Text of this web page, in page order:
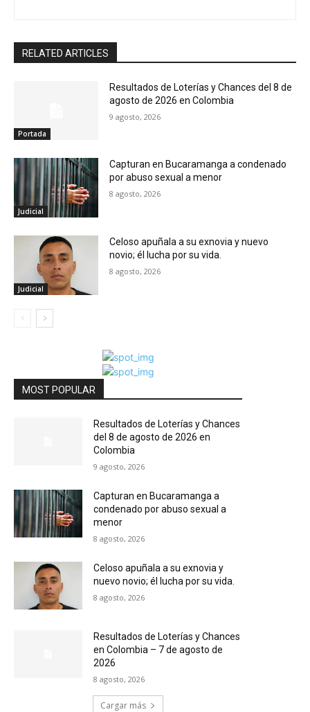
RELATED ARTICLES
Portada
Resultados de Loterías y Chances del 8 de
agosto de 2026 en Colombia
9 agosto, 2026
Judicial
Capturan en Bucaramanga a condenado
por abuso sexual a menor
8 agosto, 2026
Judicial
Celoso apuñala a su exnovia y nuevo
novio; él lucha por su vida.
8 agosto, 2026
MOST POPULAR
Resultados de Loterías y Chances
del 8 de agosto de 2026 en
Colombia
9 agosto, 2026
Capturan en Bucaramanga a
condenado por abuso sexual a
menor
8 agosto, 2026
Celoso apuñala a su exnovia y
nuevo novio; él lucha por su vida.
8 agosto, 2026
Resultados de Loterías y Chances
en Colombia – 7 de agosto de
2026
8 agosto, 2026
Cargar más